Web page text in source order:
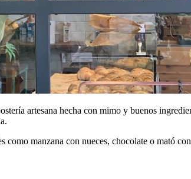
artesana hecha con mimo y buenos
manzana con nueces, chocolate o mató